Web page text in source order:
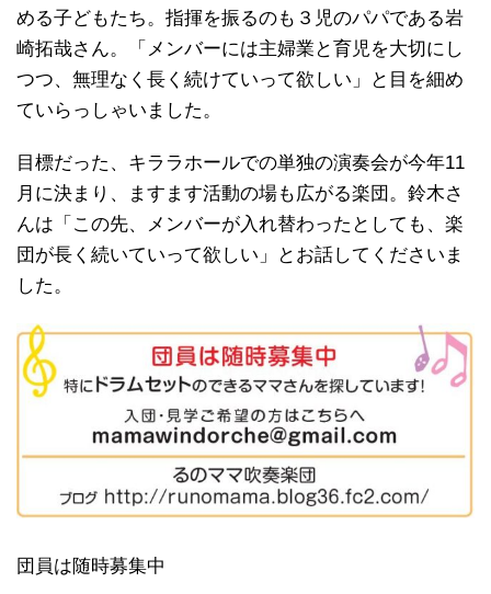
める子どもたち。指揮を振るのも３児のパパである岩
崎拓哉さん。「メンバーには主婦業と育児を大切にし
つつ、無理なく長く続けていって欲しい」と目を細め
ていらっしゃいました。
目標だった、キララホールでの単独の演奏会が今年11
月に決まり、ますます活動の場も広がる楽団。鈴木さ
んは「この先、メンバーが入れ替わったとしても、楽
団が長く続いていって欲しい」とお話してくださいま
した。
団員は随時募集中